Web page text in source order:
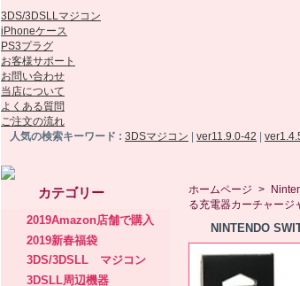
3DS/3DSLLマジコン
iPhoneケース
PS3プラグ
お客様サポート
お問い合わせ
当店について
よくある質問
ご注文の流れ
人気の検索キーワード : 3DSマジコン ver11.9.0-42
カテゴリー
2019Amazon店舗で購入
2019新春福袋
3DS/3DSLL マジコン
3DSLL周辺機器
ホームページ >
る充電器カーチャージ
NINTENDO